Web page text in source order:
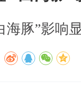
海豚”影响